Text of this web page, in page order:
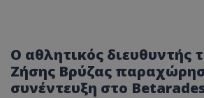
O αθλητικός διευθυντής
Ζήσης Βρύζας
συνέντευξη στο